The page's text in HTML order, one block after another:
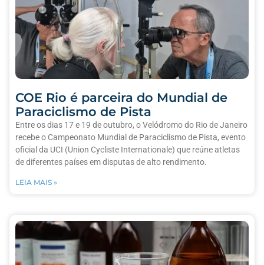
COE Rio é parceira do Mundial de
Paraciclismo de Pista
Entre os dias 17 e 19 de outubro, o Velódromo do Rio de Janeiro
recebe o Campeonato Mundial de Paraciclismo de Pista, evento
oficial da UCI (Union Cycliste Internationale) que reúne atletas
de diferentes países em disputas de alto rendimento.
LEIA MAIS »